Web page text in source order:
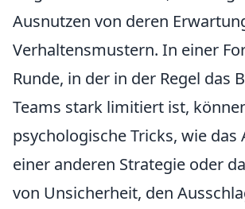
Ausnutzen von deren
Verhaltensmustern. In einer
Runde, in der in der Regel das
Teams stark limitiert ist,
psychologische Tricks, wie das
einer anderen Strategie oder
von Unsicherheit, den